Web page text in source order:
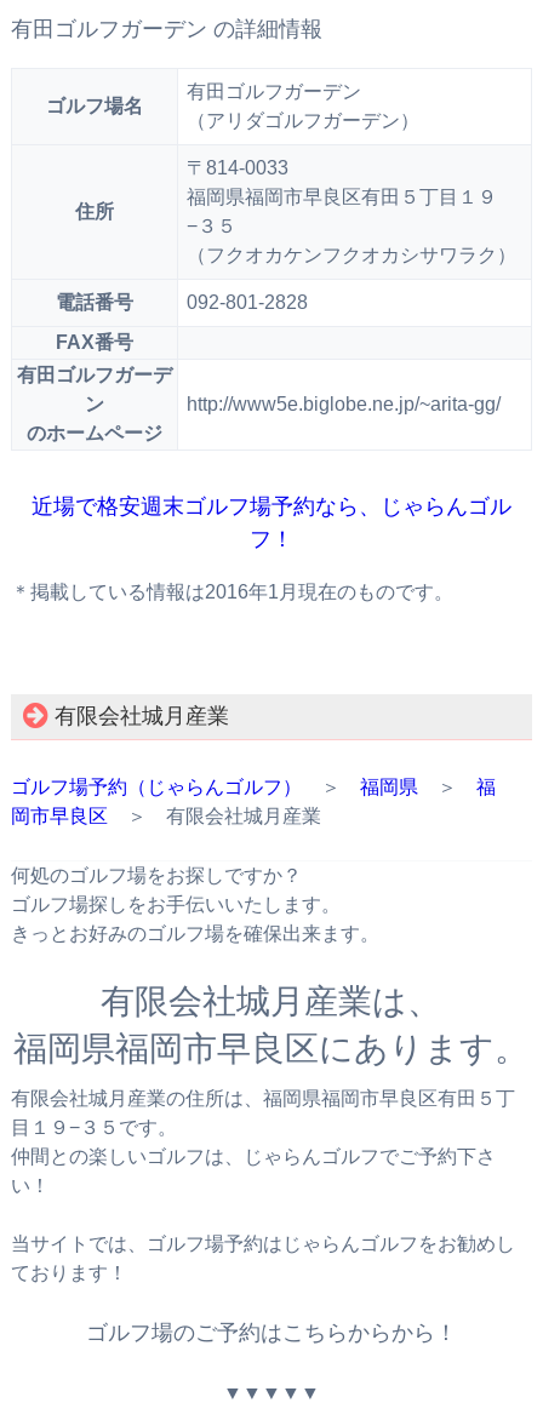
有田ゴルフガーデン の詳細情報
ゴルフ場名
有田ゴルフガーデン
（アリダゴルフガーデン）
住所
〒814-0033
福岡県福岡市早良区有田５丁目１９
−３５
（フクオカケンフクオカシサワラク）
電話番号
092-801-2828
FAX番号
有田ゴルフガーデ
ン
のホームページ
http://www5e.biglobe.ne.jp/~arita-gg/
近場で格安週末ゴルフ場予約なら、じゃらんゴル
フ！
＊掲載している情報は2016年1月現在のものです。
有限会社城月産業
ゴルフ場予約（じゃらんゴルフ） ＞ 福岡県 ＞ 福
岡市早良区 ＞ 有限会社城月産業
何処のゴルフ場をお探しですか？
ゴルフ場探しをお手伝いいたします。
きっとお好みのゴルフ場を確保出来ます。
有限会社城月産業は、
福岡県福岡市早良区にあります。
有限会社城月産業の住所は、福岡県福岡市早良区有田５丁
目１９−３５です。
仲間との楽しいゴルフは、じゃらんゴルフでご予約下さ
い！
当サイトでは、ゴルフ場予約はじゃらんゴルフをお勧めし
ております！
ゴルフ場のご予約はこちらからから！
▼▼▼▼▼